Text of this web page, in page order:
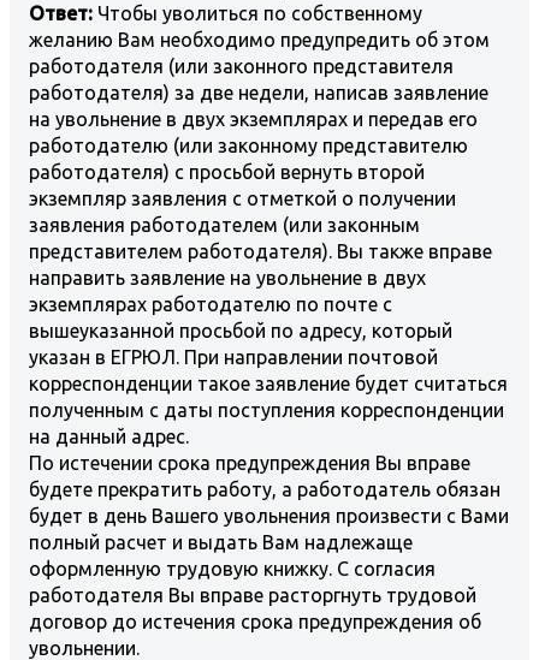
Ответ: Чтобы уволиться по собственному
желанию Вам необходимо предупредить об этом
работодателя (или законного представителя
работодателя) за две недели, написав заявление
на увольнение в двух экземплярах и передав его
работодателю (или законному представителю
работодателя) с просьбой вернуть второй
экземпляр заявления с отметкой о получении
заявления работодателем (или законным
представителем работодателя). Вы также вправе
направить заявление на увольнение в двух
экземплярах работодателю по почте с
вышеуказанной просьбой по адресу, который
указан в ЕГРЮЛ. При направлении почтовой
корреспонденции такое заявление будет считаться
полученным с даты поступления корреспонденции
на данный адрес.
По истечении срока предупреждения Вы вправе
будете прекратить работу, а работодатель обязан
будет в день Вашего увольнения произвести с Вами
полный расчет и выдать Вам надлежаще
оформленную трудовую книжку. С согласия
работодателя Вы вправе расторгнуть трудовой
договор до истечения срока предупреждения об
увольнении.